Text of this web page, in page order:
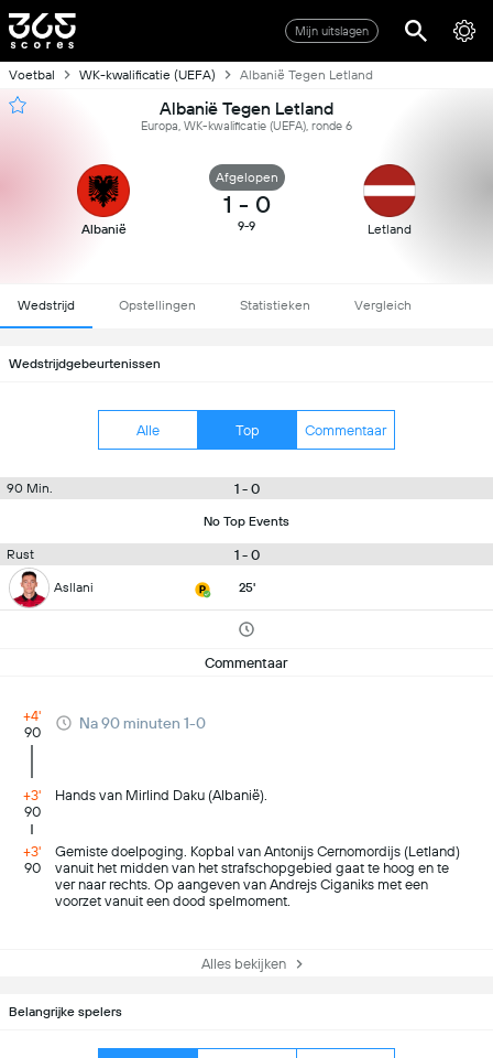
Mijn uitslagen
Voetbal WK-kwalificatie (UEFA) Albanië Tegen Letland
Albanië Tegen Letland
Europa, WK-kwalificatie (UEFA), ronde 6
Albanië
Afgelopen
1 - 0
9-9 Letland
Wedstrijd Opstellingen Statistieken Vergleich
Wedstrijdgebeurtenissen
Alle Top Commentaar
90 Min. 1 - 0
No Top Events
Rust 1 - 0
Asllani 25'
Commentaar
+4'
90
Na 90 minuten 1-0
+3'
90
Hands van Mirlind Daku (Albanië).
+3'
90
Gemiste doelpoging. Kopbal van Antonijs Cernomordijs (Letland)
vanuit het midden van het strafschopgebied gaat te hoog en te
ver naar rechts. Op aangeven van Andrejs Ciganiks met een
voorzet vanuit een dood spelmoment.
Alles bekijken
Belangrijke spelers